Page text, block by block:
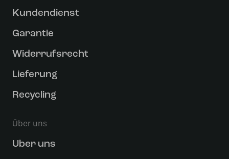
Kundendienst
Garantie
Widerrufsrecht
Lieferung
Recycling
Über uns
Uber uns